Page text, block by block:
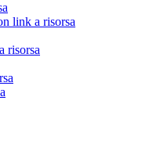
link a risorsa
risorsa